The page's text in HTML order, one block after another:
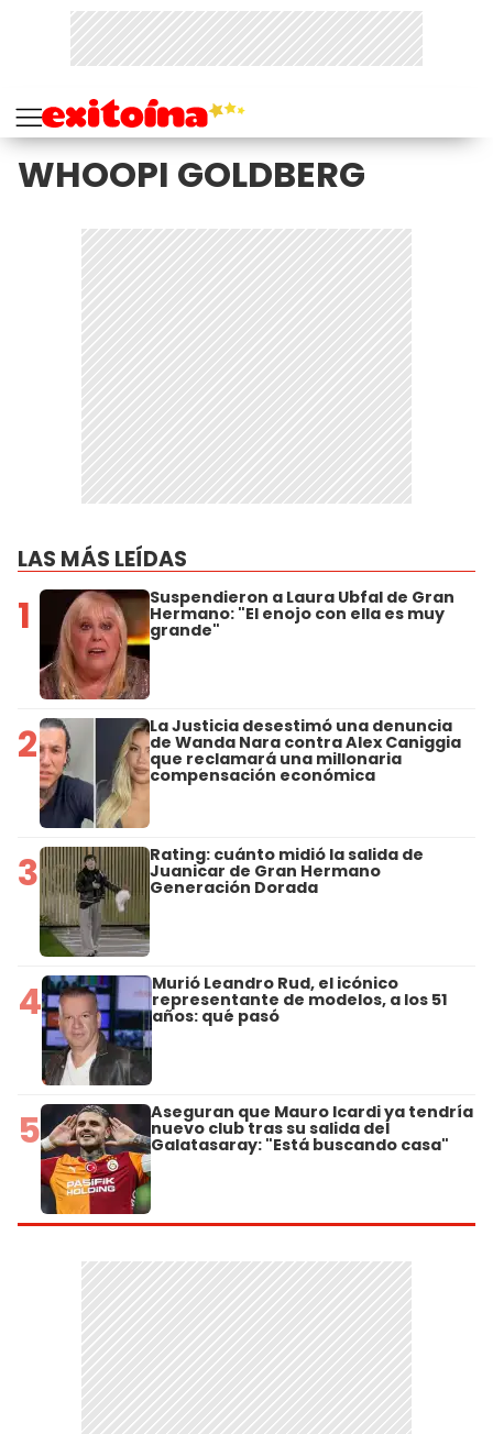
WHOOPI GOLDBERG
LAS MÁS LEÍDAS
1 Suspendieron a Laura Ubfal de Gran
Hermano: "El enojo con ella es muy
grande"
2 La Justicia desestimó una denuncia
de Wanda Nara contra Alex Caniggia
que reclamará una millonaria
compensación económica
3 Rating: cuánto midió la salida de
Juanicar de Gran Hermano
Generación Dorada
4 Murió Leandro Rud, el icónico
representante de modelos, a los 51
años: qué pasó
5 Aseguran que Mauro Icardi ya tendría
nuevo club tras su salida del
Galatasaray: "Está buscando casa"